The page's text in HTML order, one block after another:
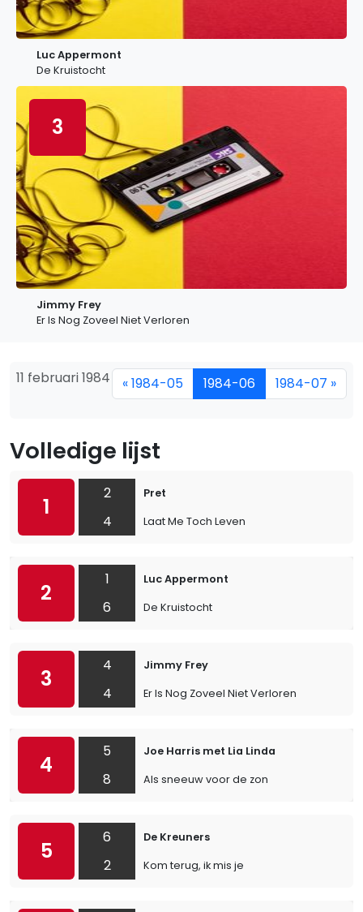
Luc Appermont
De Kruistocht
3
Jimmy Frey
Er Is Nog Zoveel Niet Verloren
11 februari 1984 « 1984-05 1984-06 1984-07 »
Volledige lijst
1
2
4
Pret
Laat Me Toch Leven
2
1
6
Luc Appermont
De Kruistocht
3
4
4
Jimmy Frey
Er Is Nog Zoveel Niet Verloren
4
5
8
Joe Harris met Lia Linda
Als sneeuw voor de zon
5
6
2
De Kreuners
Kom terug, ik mis je